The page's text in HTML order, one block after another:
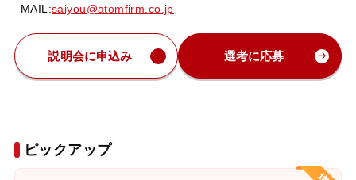
MAIL:saiyou@atomfirm.co.jp
説明会に申込み 選考に応募
ピックアップ